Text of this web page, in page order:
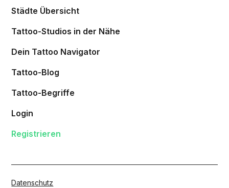
Städte Übersicht
Tattoo-Studios in der Nähe
Dein Tattoo Navigator
Tattoo-Blog
Tattoo-Begriffe
Login
Registrieren
Datenschutz